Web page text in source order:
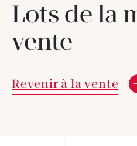
Lots de la
vente
Revenir à la vente